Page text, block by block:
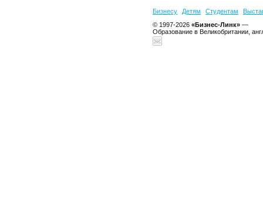
Бизнесу Детям Студентам
© 1997-2026 «Бизнес-Линк» —
Образование в Великобритании,